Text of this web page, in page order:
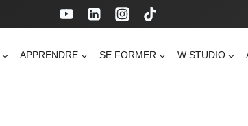
APPRENDRE SE FORMER W STUDIO